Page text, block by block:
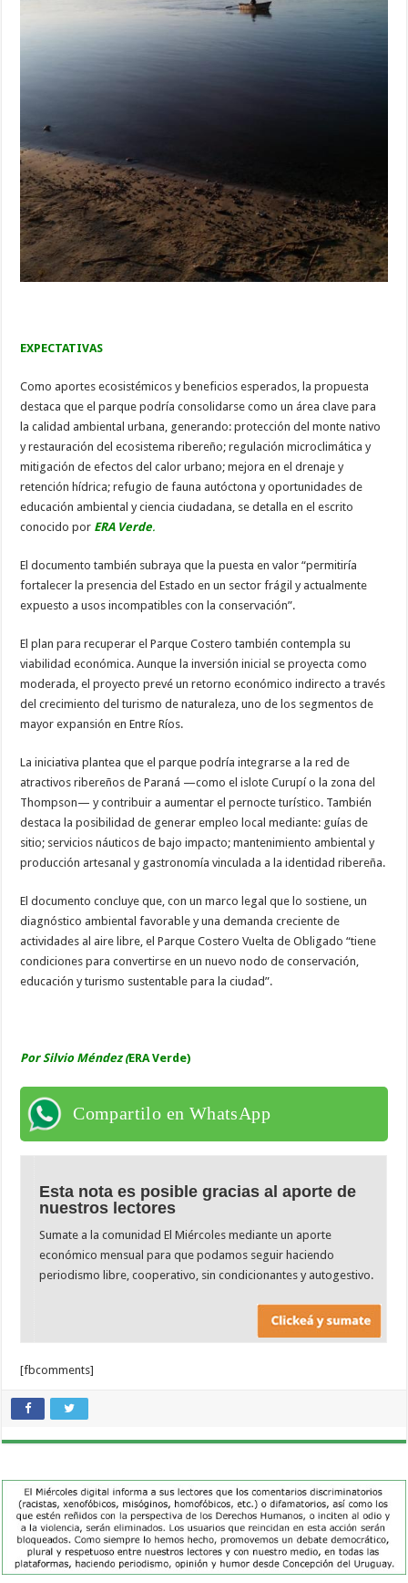
EXPECTATIVAS
Como aportes ecosistémicos y beneficios esperados, la propuesta
destaca que el parque podría consolidarse como un área clave para
la calidad ambiental urbana, generando: protección del monte nativo
y restauración del ecosistema ribereño; regulación microclimática y
mitigación de efectos del calor urbano; mejora en el drenaje y
retención hídrica; refugio de fauna autóctona y oportunidades de
educación ambiental y ciencia ciudadana, se detalla en el escrito
conocido por ERA Verde.
El documento también subraya que la puesta en valor “permitiría
fortalecer la presencia del Estado en un sector frágil y actualmente
expuesto a usos incompatibles con la conservación”.
El plan para recuperar el Parque Costero también contempla su
viabilidad económica. Aunque la inversión inicial se proyecta como
moderada, el proyecto prevé un retorno económico indirecto a través
del crecimiento del turismo de naturaleza, uno de los segmentos de
mayor expansión en Entre Ríos.
La iniciativa plantea que el parque podría integrarse a la red de
atractivos ribereños de Paraná —como el islote Curupí o la zona del
Thompson— y contribuir a aumentar el pernocte turístico. También
destaca la posibilidad de generar empleo local mediante: guías de
sitio; servicios náuticos de bajo impacto; mantenimiento ambiental y
producción artesanal y gastronomía vinculada a la identidad ribereña.
El documento concluye que, con un marco legal que lo sostiene, un
diagnóstico ambiental favorable y una demanda creciente de
actividades al aire libre, el Parque Costero Vuelta de Obligado “tiene
condiciones para convertirse en un nuevo nodo de conservación,
educación y turismo sustentable para la ciudad”.
Por Silvio Méndez (ERA Verde)
Compartilo en WhatsApp
Esta nota es posible gracias al aporte de
nuestros lectores
Sumate a la comunidad El Miércoles mediante un aporte
económico mensual para que podamos seguir haciendo
periodismo libre, cooperativo, sin condicionantes y autogestivo.
[fbcomments]